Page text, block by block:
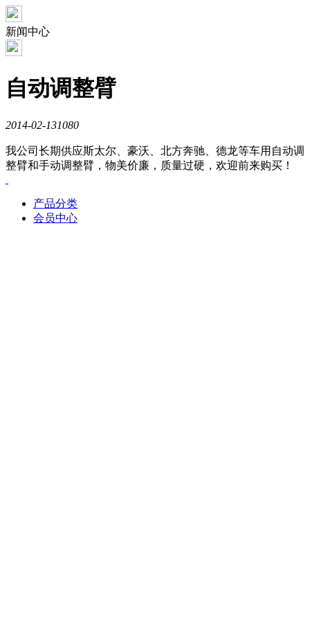
新闻中心
自动调整臂
2014-02-131080
我公司长期供应斯太尔、豪沃、北方奔驰、德龙等车用自动调
整臂和手动调整臂，物美价廉，质量过硬，欢迎前来购买！
产品分类
会员中心